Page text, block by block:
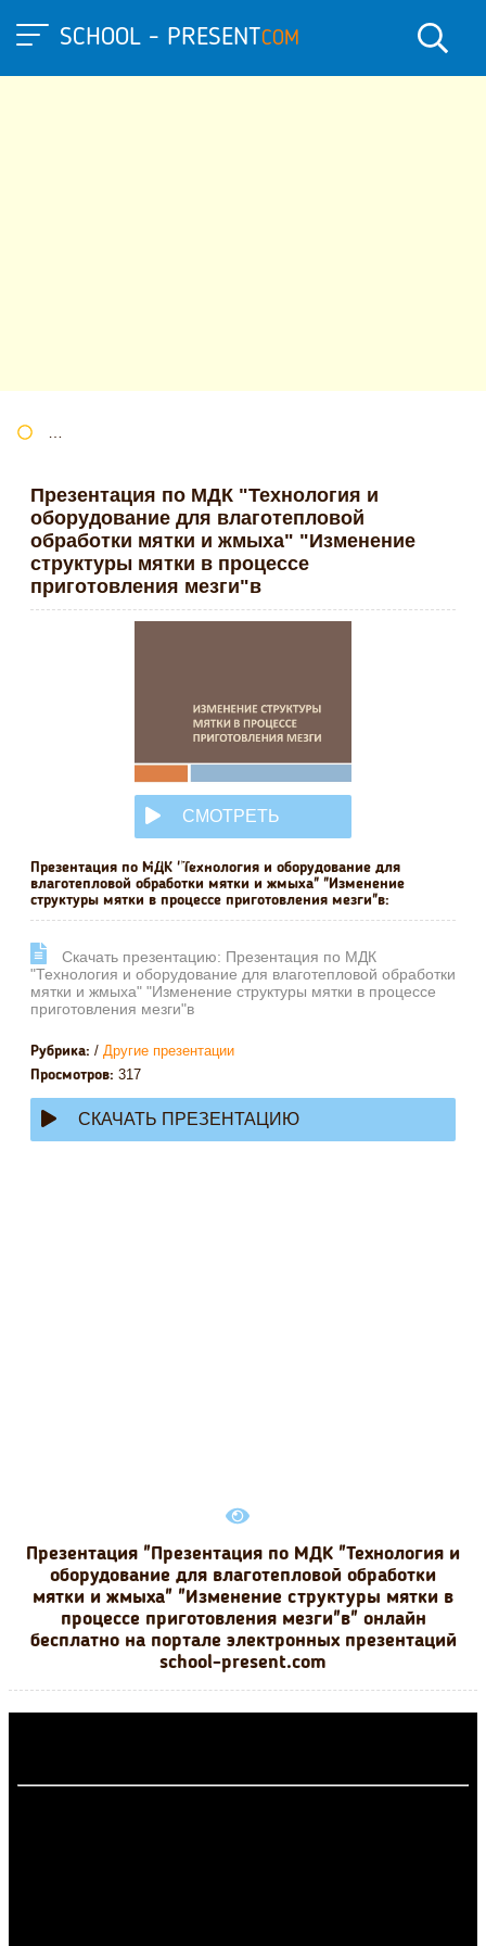
SCHOOL - PRESENTCOM
Презентация по МДК "Технология и
оборудование для влаготепловой
обработки мятки и жмыха" "Изменение
структуры мятки в процессе
приготовления мезги"в
СМОТРЕТЬ
ОНЛАЙН
Презентация по МДК "Технология и оборудование для
влаготепловой обработки мятки и жмыха" "Изменение
структуры мятки в процессе приготовления мезги"в:
Cкачать презентацию: Презентация по МДК
"Технология и оборудование для влаготепловой обработки
мятки и жмыха" "Изменение структуры мятки в процессе
приготовления мезги"в
Рубрика: / Другие презентации
Просмотров: 317
СКАЧАТЬ ПРЕЗЕНТАЦИЮ
Презентация "Презентация по МДК "Технология и
оборудование для влаготепловой обработки
мятки и жмыха" "Изменение структуры мятки в
процессе приготовления мезги"в" онлайн
бесплатно на портале электронных презентаций
school-present.com